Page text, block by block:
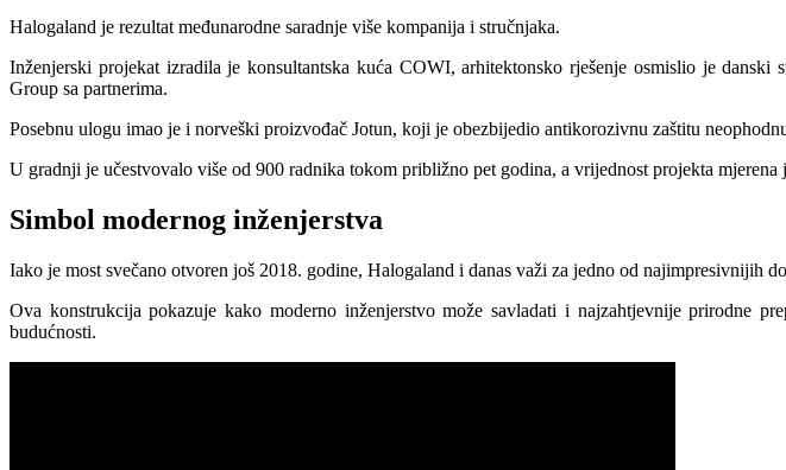
Halogaland je rezultat međunarodne saradnje više kompanija i stručnjaka.
Inženjerski projekat izradila je konsultantska kuća COWI, arhitektonsko rješenje osmislio je
Group sa partnerima.
Posebnu ulogu imao je i norveški proizvođač Jotun, koji je obezbijedio antikorozivnu zaštitu
U gradnji je učestvovalo više od 900 radnika tokom približno pet godina, a vrijednost projekta mjerena
Simbol modernog inženjerstva
Iako je most svečano otvoren još 2018. godine, Halogaland i danas važi za jedno od najimpresivnijih
Ova konstrukcija pokazuje kako moderno inženjerstvo može savladati i najzahtjevnije prirodne
budućnosti.